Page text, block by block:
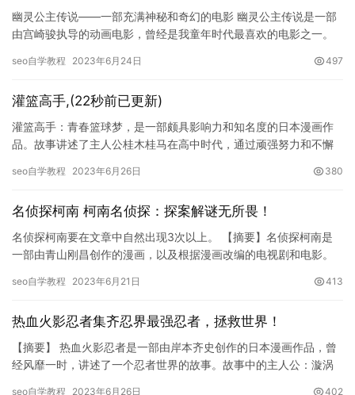
幽灵公主传说——一部充满神秘和奇幻的电影 幽灵公主传说是一部
由宫崎骏执导的动画电影，曾经是我童年时代最喜欢的电影之一。
环保…
seo自学教程 2023年6月24日 497
灌篮高手,(22秒前已更新)
灌篮高手：青春篮球梦，是一部颇具影响力和知名度的日本漫画作
品。故事讲述了主人公桂木桂马在高中时代，通过顽强努力和不懈
激动人…
seo自学教程 2023年6月26日 380
名侦探柯南 柯南名侦探：探案解谜无所畏！
名侦探柯南要在文章中自然出现3次以上。 【摘要】名侦探柯南是
一部由青山刚昌创作的漫画，以及根据漫画改编的电视剧和电影。
喝下…
seo自学教程 2023年6月21日 413
热血火影忍者集齐忍界最强忍者，拯救世界！
【摘要】 热血火影忍者是一部由岸本齐史创作的日本漫画作品，曾
经风靡一时，讲述了一个忍者世界的故事。故事中的主人公：漩涡
seo自学教程 2023年6月26日 402